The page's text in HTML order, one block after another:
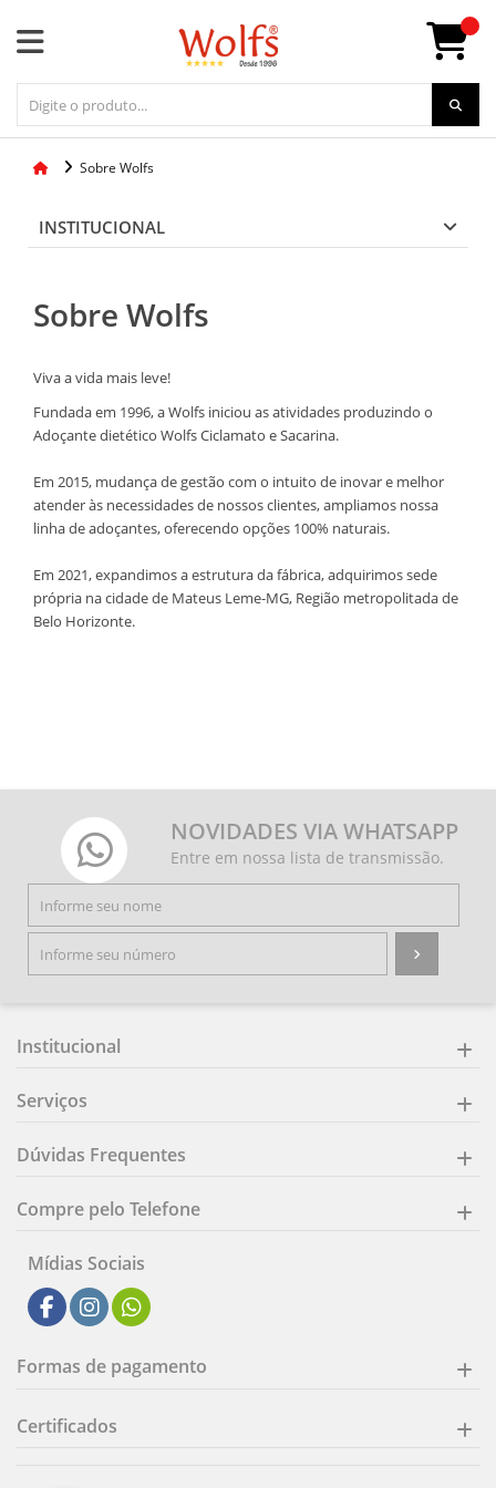
Sobre Wolfs
INSTITUCIONAL
Sobre Wolfs
Viva a vida mais leve!
Fundada em 1996, a Wolfs iniciou as atividades produzindo o
Adoçante dietético Wolfs Ciclamato e Sacarina.
Em 2015, mudança de gestão com o intuito de inovar e melhor
atender às necessidades de nossos clientes, ampliamos nossa
linha de adoçantes, oferecendo opções 100% naturais.
Em 2021, expandimos a estrutura da fábrica, adquirimos sede
própria na cidade de Mateus Leme-MG, Região metropolitada de
Belo Horizonte.
NOVIDADES VIA WHATSAPP
Entre em nossa lista de transmissão.
Institucional
Serviços
Dúvidas Frequentes
Compre pelo Telefone
Mídias Sociais
Formas de pagamento
Certificados